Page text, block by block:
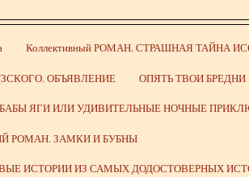
Коллективный РОМАН. СТРАШНАЯ ТАЙНА
ОБЪЯВЛЕНИЕ ОПЯТЬ ТВОИ
ЯГИ ИЛИ УДИВИТЕЛЬНЫЕ НОЧНЫЕ
РОМАН. ЗАМКИ И БУБНЫ
ИСТОРИИ ИЗ САМЫХ ДОДОСТОВЕРНЫХ